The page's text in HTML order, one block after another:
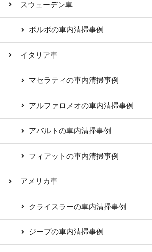
スウェーデン車
ボルボの車内清掃事例
イタリア車
マセラティの車内清掃事例
アルファロメオの車内清掃事例
アバルトの車内清掃事例
フィアットの車内清掃事例
アメリカ車
クライスラーの車内清掃事例
ジープの車内清掃事例